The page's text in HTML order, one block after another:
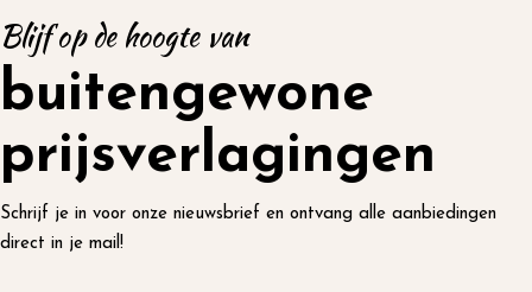
Blijf op de hoogte van
buitengewone
prijsverlagingen
Schrijf je in voor onze nieuwsbrief en ontvang alle aanbiedingen
direct in je mail!